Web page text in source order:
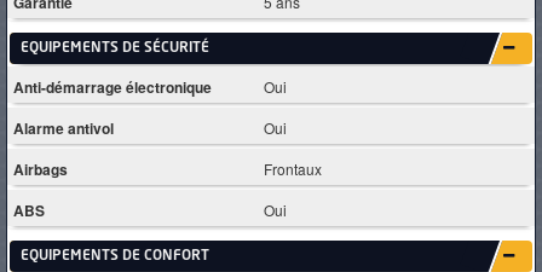
EQUIPEMENTS DE SÉCURITÉ
Anti-démarrage électronique Oui
Alarme antivol Oui
Airbags Frontaux
ABS Oui
EQUIPEMENTS DE CONFORT